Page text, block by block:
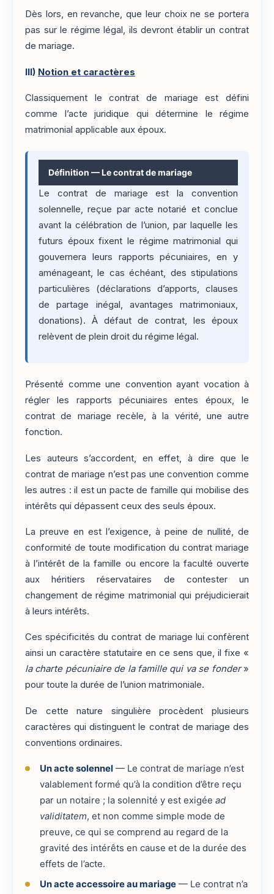
Dès lors, en revanche, que leur choix ne se portera
pas sur le régime légal, ils devront établir un contrat
de mariage.
III) Notion et caractères
Classiquement le contrat de mariage est défini
comme l’acte juridique qui détermine le régime
matrimonial applicable aux époux.
Définition — Le contrat de mariage
Le contrat de mariage est la convention
solennelle, reçue par acte notarié et conclue
avant la célébration de l’union, par laquelle les
futurs époux fixent le régime matrimonial qui
gouvernera leurs rapports pécuniaires, en y
aménageant, le cas échéant, des stipulations
particulières (déclarations d’apports, clauses
de partage inégal, avantages matrimoniaux,
donations). À défaut de contrat, les époux
relèvent de plein droit du régime légal.
Présenté comme une convention ayant vocation à
régler les rapports pécuniaires entes époux, le
contrat de mariage recèle, à la vérité, une autre
fonction.
Les auteurs s’accordent, en effet, à dire que le
contrat de mariage n’est pas une convention comme
les autres : il est un pacte de famille qui mobilise des
intérêts qui dépassent ceux des seuls époux.
La preuve en est l’exigence, à peine de nullité, de
conformité de toute modification du contrat mariage
à l’intérêt de la famille ou encore la faculté ouverte
aux héritiers réservataires de contester un
changement de régime matrimonial qui préjudicierait
à leurs intérêts.
Ces spécificités du contrat de mariage lui confèrent
ainsi un caractère statutaire en ce sens que, il fixe «
la charte pécuniaire de la famille qui va se fonder»
pour toute la durée de l’union matrimoniale.
De cette nature singulière procèdent plusieurs
caractères qui distinguent le contrat de mariage des
conventions ordinaires.
Un acte solennel— Le contrat de mariage n’est
valablement formé qu’à la condition d’être reçu
par un notaire ; la solennité y est exigée ad
validitatem, et non comme simple mode de
preuve, ce qui se comprend au regard de la
gravité des intérêts en cause et de la durée des
effets de l’acte.
Un acte accessoire au mariage— Le contrat n’a